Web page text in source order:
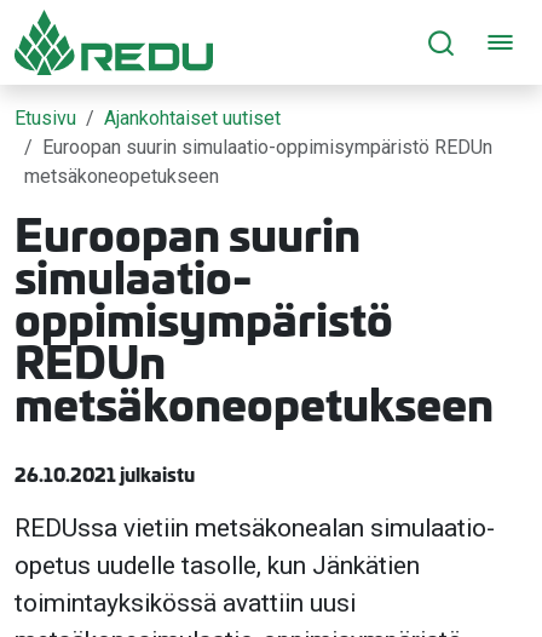
Siirry sivusisältöön
Etusivu
Ajankohtaiset uutiset
Euroopan suurin simulaatio-oppimisympäristö REDUn
metsäkoneopetukseen
Euroopan suurin
simulaatio-
oppimisympäristö
REDUn
metsäkoneopetukseen
26.10.2021 julkaistu
REDUssa vietiin metsäkonealan simulaatio-
opetus uudelle tasolle, kun Jänkätien
toimintayksikössä avattiin uusi